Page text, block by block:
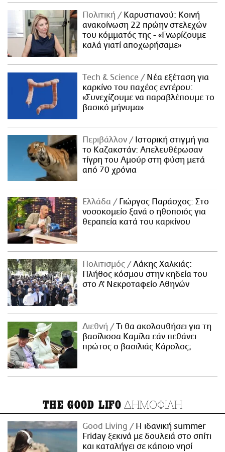
Πολιτική
Καρυστιανού: Κοινή
ανακοίνωση 22 πρώην στελεχών
του κόμματός της - «Γνωρίζουμε
καλά γιατί αποχωρήσαμε»
Τech & Science
Νέα εξέταση για
καρκίνο του παχέος εντέρου:
«Συνεχίζουμε να παραβλέπουμε το
βασικό μήνυμα»
Περιβάλλον
Ιστορική στιγμή για
το Καζακστάν: Απελευθέρωσαν
τίγρη του Αμούρ στη φύση μετά
από 70 χρόνια
Ελλάδα
Γιώργος Παράσχος: Στο
νοσοκομείο ξανά ο ηθοποιός για
θεραπεία κατά του καρκίνου
Πολιτισμός
Λάκης Χαλκιάς:
Πλήθος κόσμου στην κηδεία του
στο Α' Νεκροταφείο Αθηνών
Διεθνή
Τι θα ακολουθήσει για τη
βασίλισσα Καμίλα εάν πεθάνει
πρώτος ο βασιλιάς Κάρολος;
THE GOOD LIFO ΔΗΜΟΦΙΛΗ
Good Living
Η ιδανική summer
Friday ξεκινά με δουλειά στο σπίτι
και καταλήγει σε κάποιο νησί